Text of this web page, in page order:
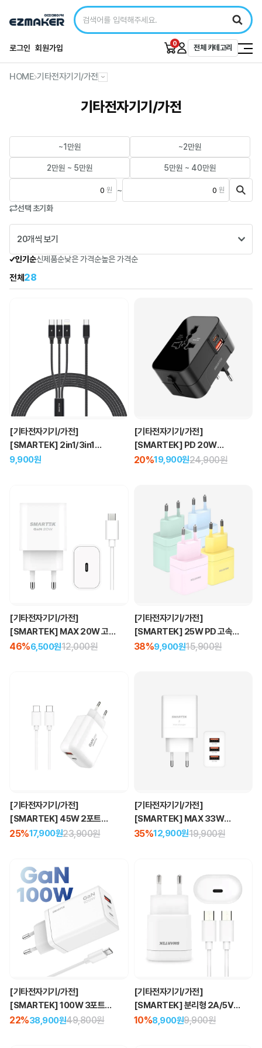
로그인 회원가입 0 전체 카테고리
HOME 기타전자기기/가전
기타전자기기/가전
~1만원 ~2만원
2만원 ~ 5만원 5만원 ~ 40만원
원 ~ 원
선택 초기화
전체 28
인기순신제품순낮은 가격순높은 가격순
20개씩 보기
[기타전자기기/가전]
[SMARTEK] 2in1/3in1
고속충전 멀티케이블 C to C/8
9,900원
[기타전자기기/가전]
[SMARTEK] PD 20W
고속충전 여행용 멀티 어댑터
20%19,900원24,900원
[기타전자기기/가전]
[SMARTEK] MAX 20W 고속
PD GaN 충전기
46%6,500원12,000원
[기타전자기기/가전]
[SMARTEK] 25W PD 고속
파스텔 컬러 충전기
38%9,900원15,900원
[기타전자기기/가전]
[SMARTEK] 45W 2포트
초고속 GAN 충전기
25%17,900원23,900원
[기타전자기기/가전]
[SMARTEK] MAX 33W
3포트 고속 충전기
35%12,900원19,900원
[기타전자기기/가전]
[SMARTEK] 100W 3포트
초고속 GaN 충전기
22%38,900원49,800원
[기타전자기기/가전]
[SMARTEK] 분리형 2A/5V
C포트 1구 충전기
10%8,900원9,900원